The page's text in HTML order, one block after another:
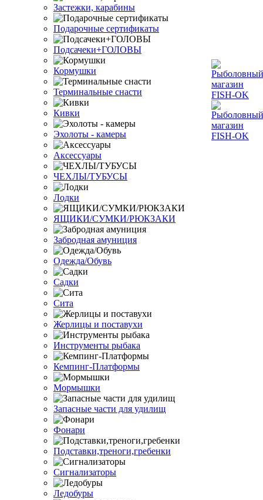
Застежки, карабины
Подарочные сертификаты
Подсачеки+ГОЛОВЫ
Кормушки
Терминальные снасти
Кивки
Эхолоты - камеры
Аксессуары
ЧЕХЛЫ/ТУБУСЫ
Лодки
ЯЩИКИ/СУМКИ/РЮКЗАКИ
Забродная амуниция
Одежда/Обувь
Садки
Сита
Жерлицы и поставухи
Инструменты рыбака
Кемпинг-Платформы
Мормышки
Запасные части для удилищ
Фонари
Подставки,треноги,гребенки
Сигнализаторы
Ледобуры